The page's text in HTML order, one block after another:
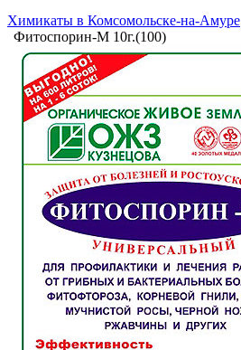
Химикаты в Комсомольске-на-Амуре
Фитоспорин-М 10г.(100)